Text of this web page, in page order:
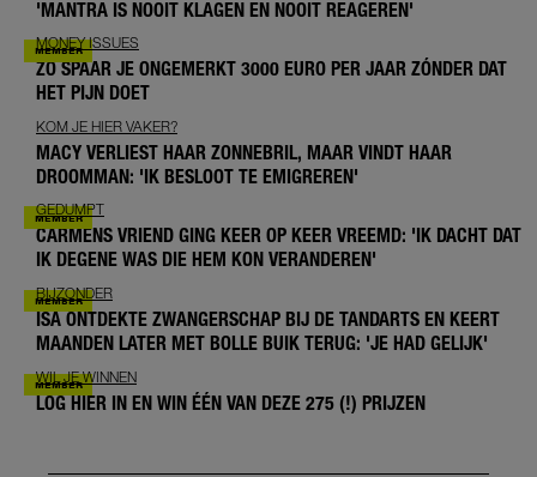
'MANTRA IS NOOIT KLAGEN EN NOOIT REAGEREN'
MONEY ISSUES
ZO SPAAR JE ONGEMERKT 3000 EURO PER JAAR ZÓNDER DAT
HET PIJN DOET
KOM JE HIER VAKER?
MACY VERLIEST HAAR ZONNEBRIL, MAAR VINDT HAAR
DROOMMAN: 'IK BESLOOT TE EMIGREREN'
GEDUMPT
CARMENS VRIEND GING KEER OP KEER VREEMD: 'IK DACHT DAT
IK DEGENE WAS DIE HEM KON VERANDEREN'
BIJZONDER
ISA ONTDEKTE ZWANGERSCHAP BIJ DE TANDARTS EN KEERT
MAANDEN LATER MET BOLLE BUIK TERUG: 'JE HAD GELIJK'
WIL JE WINNEN
LOG HIER IN EN WIN ÉÉN VAN DEZE 275 (!) PRIJZEN